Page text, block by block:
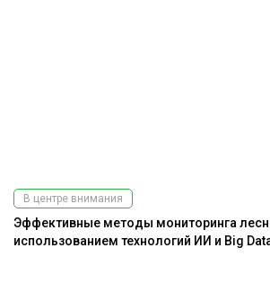
В центре внимания
Эффективные методы мониторинга
использованием технологий ИИ и Big